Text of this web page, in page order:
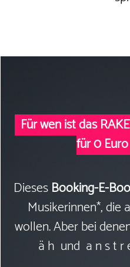
Für wen ist das
für 0
DiesesBooking-E-
Musikerinnen*, die
wollen. Aber bei
ä h und a n s t r